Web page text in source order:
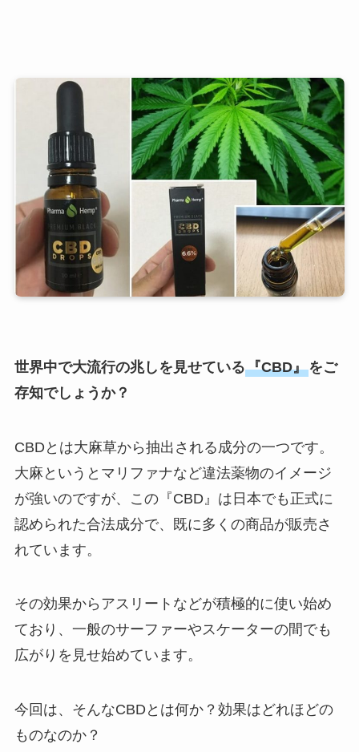
世界中で大流行の兆しを見せている『CBD』をご
存知でしょうか？
CBDとは大麻草から抽出される成分の一つです。
大麻というとマリファナなど違法薬物のイメージ
が強いのですが、この『CBD』は日本でも正式に
認められた合法成分で、既に多くの商品が販売さ
れています。
その効果からアスリートなどが積極的に使い始め
ており、一般のサーファーやスケーターの間でも
広がりを見せ始めています。
今回は、そんなCBDとは何か？効果はどれほどの
ものなのか？